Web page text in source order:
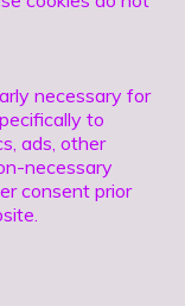
necessary for
to
ads, other
necessary
consent prior